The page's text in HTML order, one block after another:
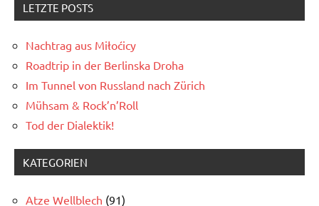
LETZTE POSTS
Nachtrag aus Miłoćicy
Roadtrip in der Berlinska Droha
Im Tunnel von Russland nach Zürich
Mühsam & Rock’n’Roll
Tod der Dialektik!
KATEGORIEN
Atze Wellblech (91)